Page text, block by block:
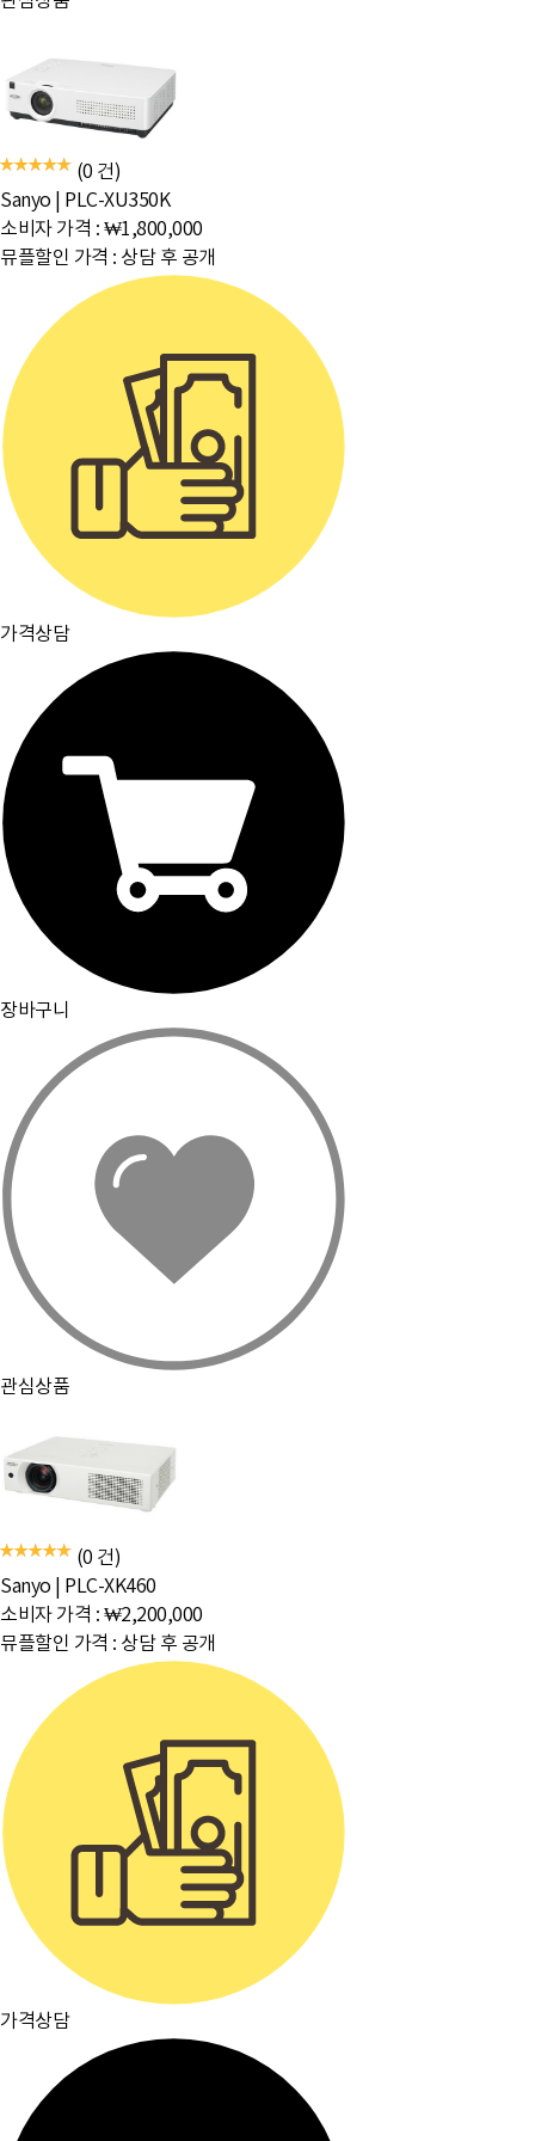
(0 건)
Sanyo
PLC-XU350K
소비자 가격 : ₩1,800,000
뮤플할인 가격 : 상담 후 공개
가격상담
장바구니
관심상품
(0 건)
Sanyo
PLC-XK460
소비자 가격 : ₩2,200,000
뮤플할인 가격 : 상담 후 공개
가격상담